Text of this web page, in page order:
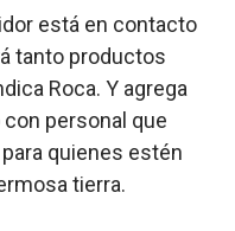
está en contacto
tanto productos
Roca. Y agrega
personal que
quienes estén
tierra.